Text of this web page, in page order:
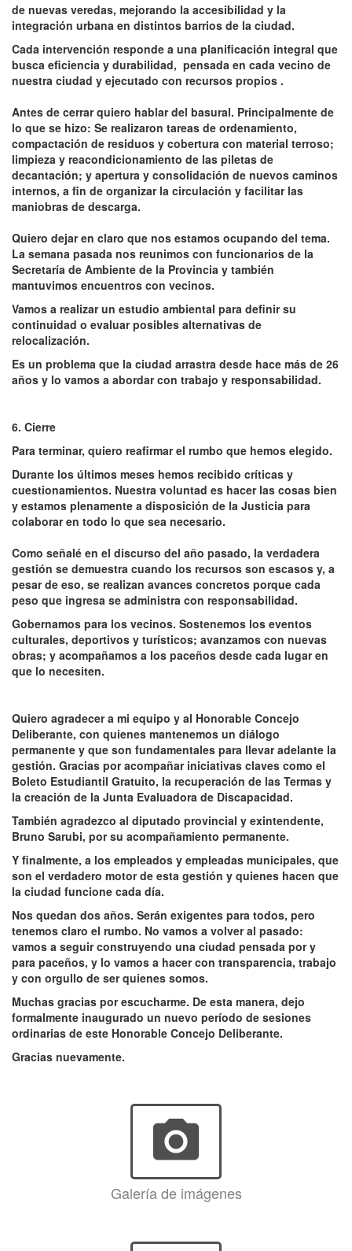
de nuevas veredas, mejorando la accesibilidad y la
integración urbana en distintos barrios de la ciudad.
Cada intervención responde a una planificación integral que
busca eficiencia y durabilidad, pensada en cada vecino de
nuestra ciudad y ejecutado con recursos propios .
Antes de cerrar quiero hablar del basural. Principalmente de
lo que se hizo: Se realizaron tareas de ordenamiento,
compactación de residuos y cobertura con material terroso;
limpieza y reacondicionamiento de las piletas de
decantación; y apertura y consolidación de nuevos caminos
internos, a fin de organizar la circulación y facilitar las
maniobras de descarga.
Quiero dejar en claro que nos estamos ocupando del tema.
La semana pasada nos reunimos con funcionarios de la
Secretaría de Ambiente de la Provincia y también
mantuvimos encuentros con vecinos.
Vamos a realizar un estudio ambiental para definir su
continuidad o evaluar posibles alternativas de
relocalización.
Es un problema que la ciudad arrastra desde hace más de 26
años y lo vamos a abordar con trabajo y responsabilidad.
6. Cierre
Para terminar, quiero reafirmar el rumbo que hemos elegido.
Durante los últimos meses hemos recibido críticas y
cuestionamientos. Nuestra voluntad es hacer las cosas bien
y estamos plenamente a disposición de la Justicia para
colaborar en todo lo que sea necesario.
Como señalé en el discurso del año pasado, la verdadera
gestión se demuestra cuando los recursos son escasos y, a
pesar de eso, se realizan avances concretos porque cada
peso que ingresa se administra con responsabilidad.
Gobernamos para los vecinos. Sostenemos los eventos
culturales, deportivos y turísticos; avanzamos con nuevas
obras; y acompañamos a los paceños desde cada lugar en
que lo necesiten.
Quiero agradecer a mi equipo y al Honorable Concejo
Deliberante, con quienes mantenemos un diálogo
permanente y que son fundamentales para llevar adelante la
gestión. Gracias por acompañar iniciativas claves como el
Boleto Estudiantil Gratuito, la recuperación de las Termas y
la creación de la Junta Evaluadora de Discapacidad.
También agradezco al diputado provincial y exintendente,
Bruno Sarubi, por su acompañamiento permanente.
Y finalmente, a los empleados y empleadas municipales, que
son el verdadero motor de esta gestión y quienes hacen que
la ciudad funcione cada día.
Nos quedan dos años. Serán exigentes para todos, pero
tenemos claro el rumbo. No vamos a volver al pasado:
vamos a seguir construyendo una ciudad pensada por y
para paceños, y lo vamos a hacer con transparencia, trabajo
y con orgullo de ser quienes somos.
Muchas gracias por escucharme. De esta manera, dejo
formalmente inaugurado un nuevo período de sesiones
ordinarias de este Honorable Concejo Deliberante.
Gracias nuevamente.
photo_camera
Galería de imágenes